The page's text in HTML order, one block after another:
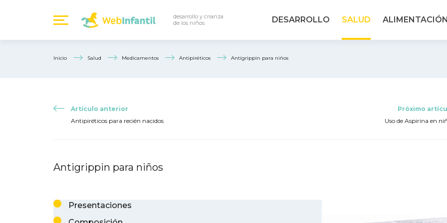
desarrollo y crianza
de los niños
DESARROLLO SALUD
Inicio Salud Medicamentos Antipiréticos Antigrippin para niños
Artículo anterior
Antipiréticos para recién nacidos
Próximo
Uso de Aspirina en
Antigrippin para niños
Presentaciones